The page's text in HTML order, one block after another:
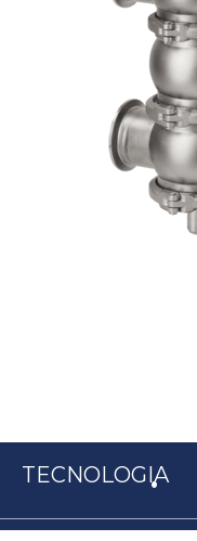
TECNOLOGIA
.